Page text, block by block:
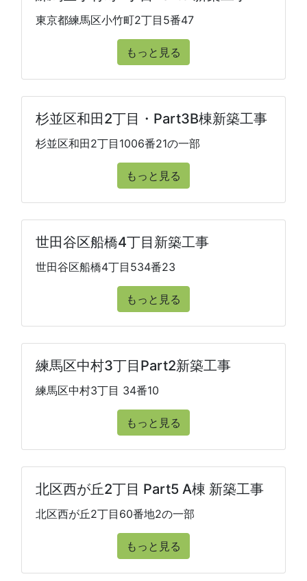
東京都練馬区小竹町2丁目5番47
もっと見る
杉並区和田2丁目・Part3B棟新築工事
杉並区和田2丁目1006番21の一部
もっと見る
世田谷区船橋4丁目新築工事
世田谷区船橋4丁目534番23
もっと見る
練馬区中村3丁目Part2新築工事
練馬区中村3丁目 34番10
もっと見る
北区西が丘2丁目 Part5 A棟 新築工事
北区西が丘2丁目60番地2の一部
もっと見る